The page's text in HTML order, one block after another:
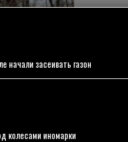
начали засеивать газон
колесами иномарки